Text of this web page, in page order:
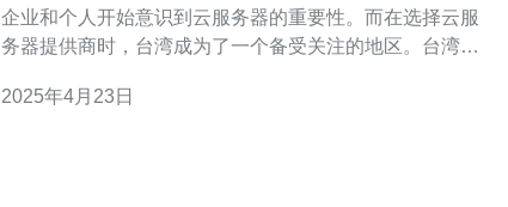
企业和个人开始意识到云服务器的重要性。而在选择云服
务器提供商时，台湾成为了一个备受关注的地区。台湾作
和稳定的网络环境，成为了很多用户的首选。 台湾云服务
2025年4月23日